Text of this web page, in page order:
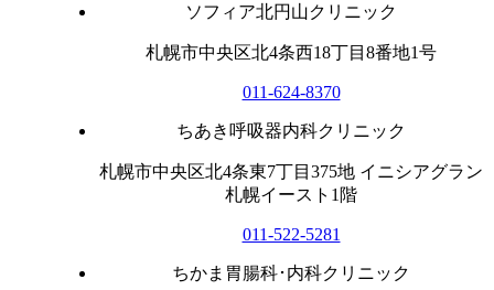
ソフィア北円山クリニック
札幌市中央区北4条西18丁目8番地1号
011-624-8370
ちあき呼吸器内科クリニック
札幌市中央区北4条東7丁目375地 イニシアグラン
札幌イースト1階
011-522-5281
ちかま胃腸科･内科クリニック